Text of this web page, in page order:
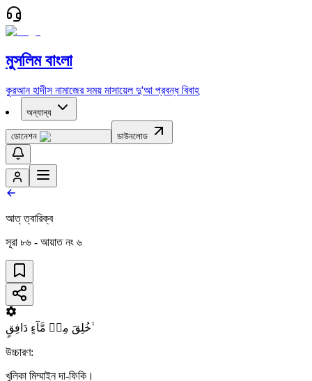
মুসলিম বাংলা
কুরআন হাদীস নামাজের সময় মাসায়েল দু'আ প্রবন্ধ বিবাহ
অন্যান্য
ডোনেশন ডাউনলোড
আত্ ত্বারিক্ব
সূরা ৮৬ - আয়াত নং ৬
خُلِقَ مِنۡ مَّآءٍ دَافِقٍ ۙ
উচ্চারণ:
খুলিকা মিম্মাইন দা-ফিকি।